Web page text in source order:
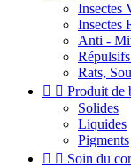
Insectes
Insectes
Anti -
Rats,
  Produit de
Solides
Liquides
Pigments
  Soin du